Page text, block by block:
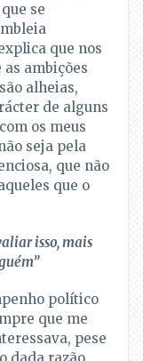
se
que nos
ambições
alheias,
de alguns
os meus
seja pela
que não
que o
isso, mais
político
que me
pese